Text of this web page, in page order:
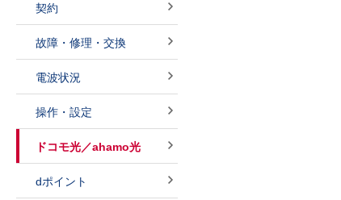
契約
故障・修理・交換
電波状況
操作・設定
ドコモ光／ahamo光
dポイント